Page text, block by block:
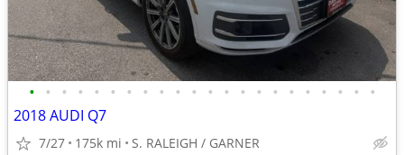
• • • • • • • • • • • • • • • • • • • • • •
2018 AUDI Q7
7/27 175k mi S. RALEIGH / GARNER